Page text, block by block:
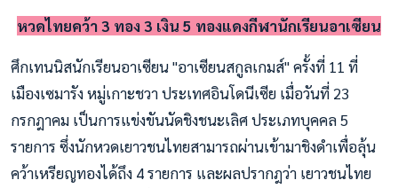
หวดไทยคว้า 3 ทอง 3 เงิน 5 ทองแดงกีฬานักเรียนอาเซียน
ศึกเทนนิสนักเรียนอาเซียน "อาเซียนสกูลเกมส์" ครั้งที่ 11 ที่
เมืองเซมารัง หมู่เกาะชวา ประเทศอินโดนีเซีย เมื่อวันที่ 23
กรกฎาคม เป็นการแข่งขันนัดชิงชนะเลิศ ประเภทบุคคล 5
รายการ ซึ่งนักหวดเยาวชนไทยสามารถผ่านเข้ามาชิงดำเพื่อลุ้น
คว้าเหรียญทองได้ถึง 4 รายการ และผลปรากฎว่า เยาวชนไทย